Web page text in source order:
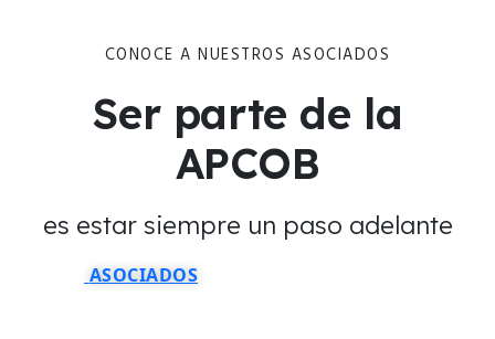
CONOCE A NUESTROS ASOCIADOS
Ser parte de la
APCOB
es estar siempre un paso adelante
ASOCIADOS